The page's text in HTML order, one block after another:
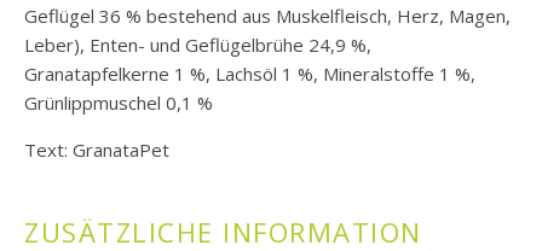
Geflügel 36 % bestehend aus Muskelfleisch, Herz, Magen,
Leber), Enten- und Geflügelbrühe 24,9 %,
Granatapfelkerne 1 %, Lachsöl 1 %, Mineralstoffe 1 %,
Grünlippmuschel 0,1 %
Text: GranataPet
ZUSÄTZLICHE INFORMATION